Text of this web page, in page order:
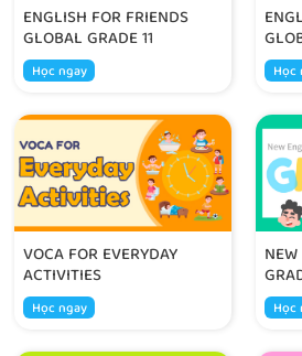
ENGLISH FOR FRIENDS
GLOBAL GRADE 11
Học ngay Học
VOCA FOR EVERYDAY
ACTIVITIES
Học ngay Học